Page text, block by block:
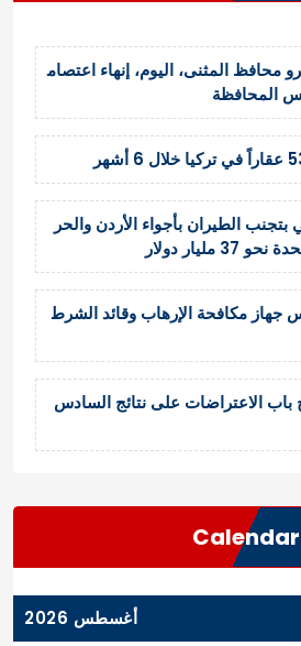
محافظ المثنى، اليوم، إنهاء اعتصام
المحافظة
بتجنب الطيران بأجواء الأردن والحر
دولار
جهاز مكافحة الإرهاب وقائد الشرط
باب الاعتراضات على نتائج السادس
Calendar
أغسطس 2026